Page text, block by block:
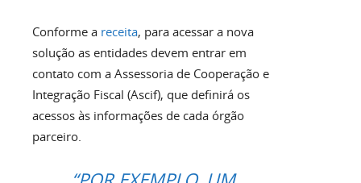
Conforme a receita, para acessar a nova
solução as entidades devem entrar em
contato com a Assessoria de Cooperação e
Integração Fiscal (Ascif), que definirá os
acessos às informações de cada órgão
parceiro.